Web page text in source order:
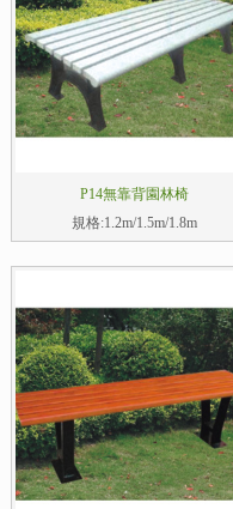
P14無靠背園林椅
規格:1.2m/1.5m/1.8m